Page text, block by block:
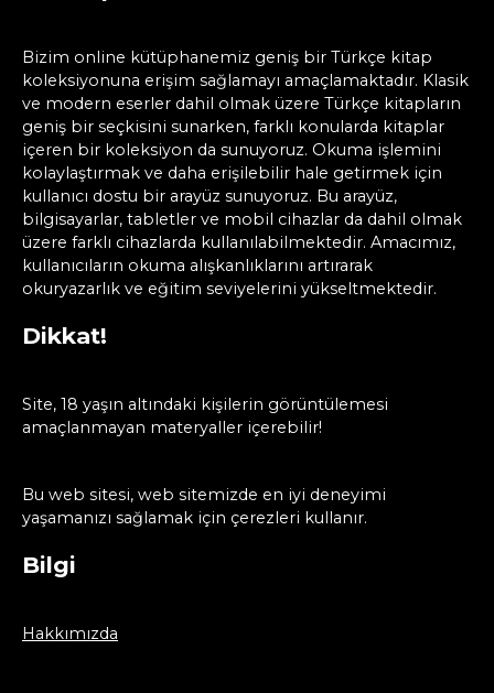
Bizim online kütüphanemiz geniş bir Türkçe kitap
koleksiyonuna erişim sağlamayı amaçlamaktadır. Klasik
ve modern eserler dahil olmak üzere Türkçe kitapların
geniş bir seçkisini sunarken, farklı konularda kitaplar
içeren bir koleksiyon da sunuyoruz. Okuma işlemini
kolaylaştırmak ve daha erişilebilir hale getirmek için
kullanıcı dostu bir arayüz sunuyoruz. Bu arayüz,
bilgisayarlar, tabletler ve mobil cihazlar da dahil olmak
üzere farklı cihazlarda kullanılabilmektedir. Amacımız,
kullanıcıların okuma alışkanlıklarını artırarak
okuryazarlık ve eğitim seviyelerini yükseltmektedir.
Dikkat!
Site, 18 yaşın altındaki kişilerin görüntülemesi
amaçlanmayan materyaller içerebilir!
Bu web sitesi, web sitemizde en iyi deneyimi
yaşamanızı sağlamak için çerezleri kullanır.
Bilgi
Hakkımızda